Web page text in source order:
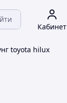
Кабинет
toyota hilux